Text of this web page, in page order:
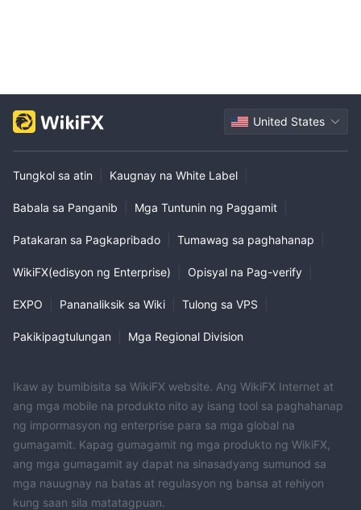
United States
Tungkol sa atin Kaugnay na White Label
Babala sa Panganib Mga Tuntunin ng Paggamit
Patakaran sa Pagkapribado Tumawag sa paghahanap
WikiFX(edisyon ng Enterprise) Opisyal na Pag-verify
EXPO Pananaliksik sa Wiki Tulong sa VPS
Pakikipagtulungan Mga Regional Division
Ikaw ay bumibisita sa WikiFX website. Ang WikiFX Internet at
ang mga mobile na produkto nito ay isang tool sa paghahanap
ng impormasyon ng enterprise para sa mga global na
gumagamit. Kapag gumagamit ng mga produkto ng WikiFX,
ang mga gumagamit ay dapat na sinasadyang sumunod sa
mga nauugnay na batas at regulasyon ng bansa at rehiyon
kung saan sila matatagpuan.